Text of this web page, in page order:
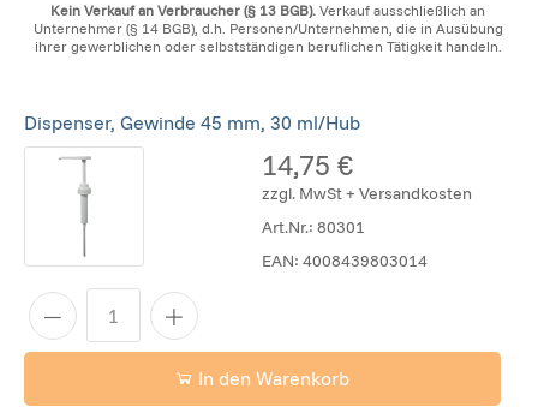
Kein Verkauf an Verbraucher (§ 13 BGB). Verkauf ausschließlich an
Unternehmer (§ 14 BGB), d.h. Personen/Unternehmen, die in Ausübung
ihrer gewerblichen oder selbstständigen beruflichen Tätigkeit handeln.
Dispenser, Gewinde 45 mm, 30 ml/Hub
14,75 €
zzgl. MwSt + Versandkosten
Art.Nr.:80301
EAN:4008439803014
In den Warenkorb